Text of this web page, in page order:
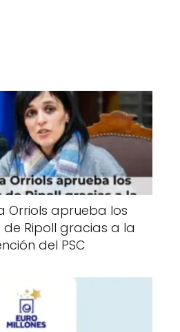
Orriols aprueba los
Ripoll gracias a la
del PSC